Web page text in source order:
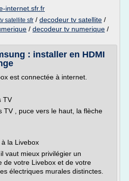
internet.sfr.fr
satellite sfr / decodeur tv satellite /
/ decodeur tv numerique /
: installer en HDMI
est connectée à internet.
TV
TV , puce vers le haut, la flèche
la Livebox
vaut mieux privilégier un
de votre Livebox et de votre
électriques murales distinctes.